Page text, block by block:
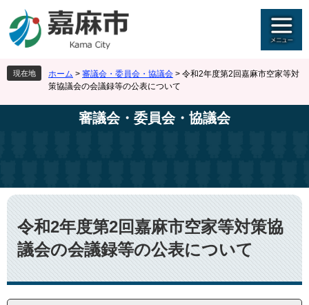
ジ
先
頭
す
ュ
を
飛
し
現在地 ホーム > 審議会・委員会・協議会 > 令和2年度第2回嘉麻市空家等対
策協議会の会議録等の公表について
審議会・委員会・協議会
本
文
令和2年度第2回嘉麻市空家等対策協
議会の会議録等の公表について